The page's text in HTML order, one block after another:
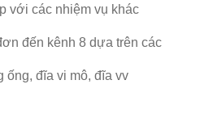
với các nhiệm vụ khác
đến kênh 8 dựa trên các
ống, đĩa vi mô, đĩa vv